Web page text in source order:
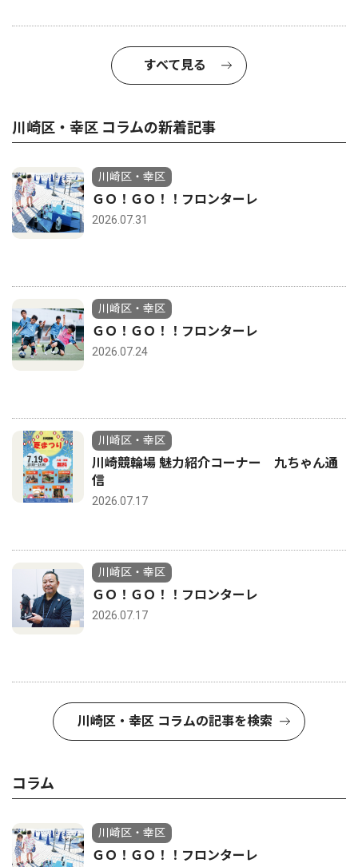
すべて見る
川崎区・幸区 コラムの新着記事
川崎区・幸区
ＧＯ！ＧＯ！！フロンターレ
2026.07.31
川崎区・幸区
ＧＯ！ＧＯ！！フロンターレ
2026.07.24
川崎区・幸区
川崎競輪場 魅力紹介コーナー 九ちゃん通
信
2026.07.17
川崎区・幸区
ＧＯ！ＧＯ！！フロンターレ
2026.07.17
川崎区・幸区 コラムの記事を検索
コラム
川崎区・幸区
ＧＯ！ＧＯ！！フロンターレ